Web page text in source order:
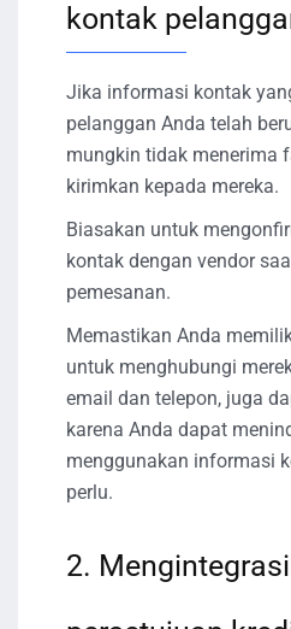
kontak
Jika informasi kontak
pelanggan Anda telah
mungkin tidak menerima
kirimkan kepada mereka.
Biasakan untuk
kontak dengan vendor
pemesanan.
Memastikan Anda
untuk menghubungi
email dan telepon, juga
karena Anda dapat
menggunakan informasi
perlu.
2.